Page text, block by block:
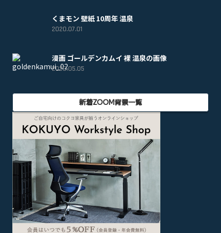
くまモン 壁紙 10周年 温泉
2020.07.01
漫画 ゴールデンカムイ 裸 温泉の画像
2020.05.05
新着ZOOM背景一覧